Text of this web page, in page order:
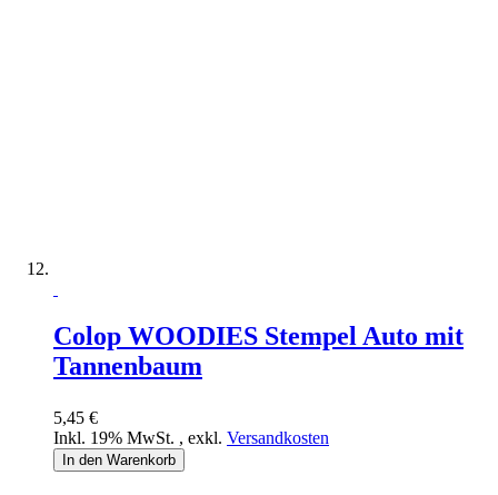
Colop WOODIES Stempel Auto mit
Tannenbaum
5,45 €
Inkl. 19% MwSt. , exkl. Versandkosten
In den Warenkorb